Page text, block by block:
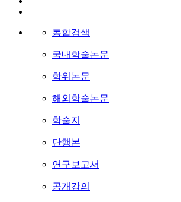
통합검색
국내학술논문
학위논문
해외학술논문
학술지
단행본
연구보고서
공개강의